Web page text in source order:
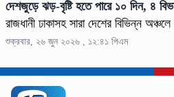
দেশজুড়ে ঝড়-বৃষ্টি হতে পারে ১০
রাজধানী ঢাকাসহ সারা দেশের বিভিন্ন
শুক্রবার, ২৬ জুন ২০২৬ , ১২:৪১ পিএম